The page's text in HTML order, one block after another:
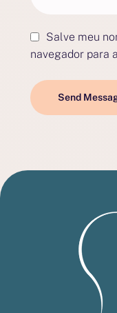
Salve meu
navegador para
Send